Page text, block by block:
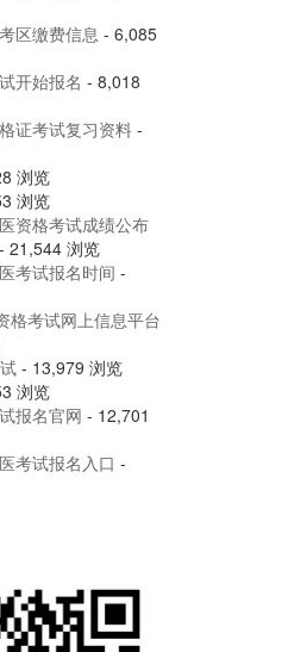
区缴费信息 - 6,085
开始报名 - 8,018
证考试复习资料-
浏览
浏览
资格考试成绩公布
21,544 浏览
考试报名时间 -
格考试网上信息平台
- 13,979 浏览
浏览
报名官网 - 12,701
考试报名入口 -